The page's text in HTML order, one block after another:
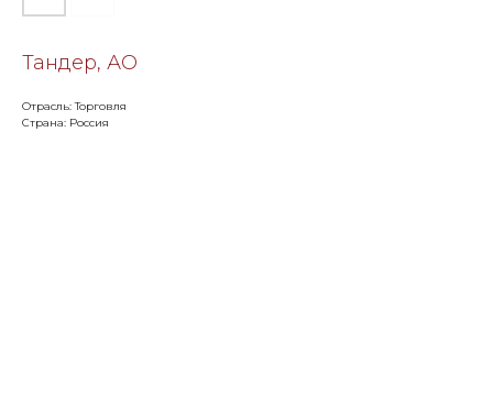
Тандер, АО
Отрасль: Торговля
Страна: Россия